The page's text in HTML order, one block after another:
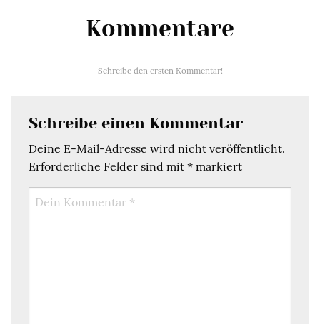
Kommentare
Schreibe den ersten Kommentar!
Schreibe einen Kommentar
Deine E-Mail-Adresse wird nicht veröffentlicht.
Erforderliche Felder sind mit * markiert